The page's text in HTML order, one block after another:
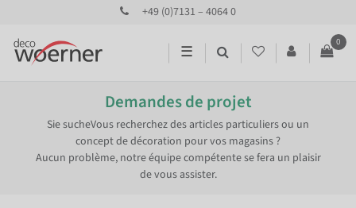
+49 (0)7131 – 4064 0
☰
0
Demandes de projet
Sie sucheVous recherchez des articles particuliers ou un
concept de décoration pour vos magasins ?
Aucun problème, notre équipe compétente se fera un plaisir
de vous assister.